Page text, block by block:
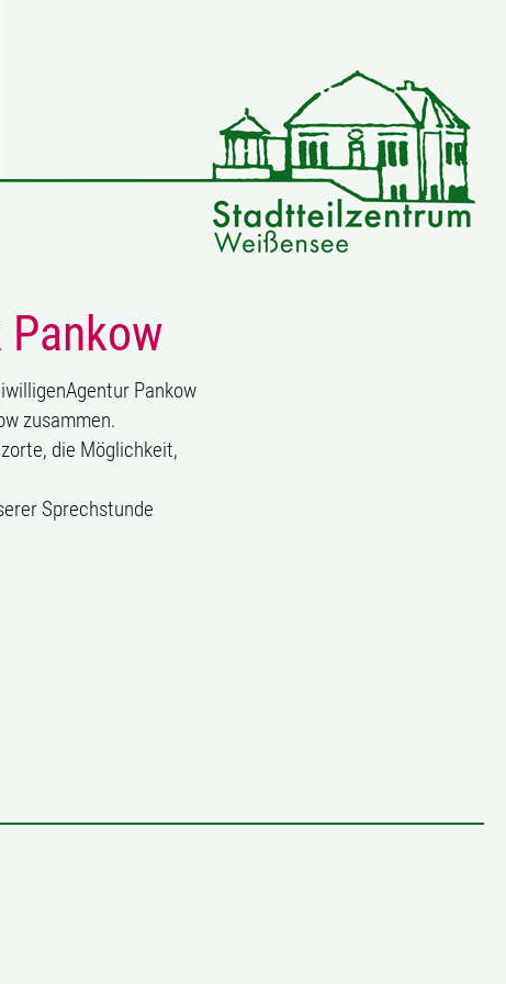
Pankow
zusammen.
die Möglichkeit,
Sprechstunde